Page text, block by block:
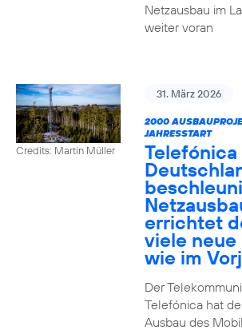
Netzausbau im
weiter voran
Credits: Martin Müller
31. März 2026
2000
JAHRESSTART
Telefónica
errichtet
viele neue
wie im
Der
Telefónica hat
Ausbau des